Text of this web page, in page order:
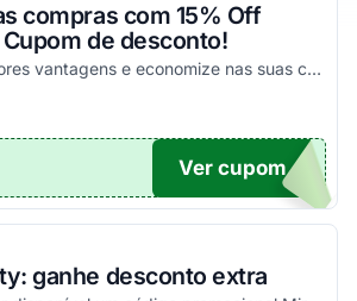
compras com 15% Off
de desconto!
Desfrute das melhores vantagens e economize nas suas compras de uma maneira incrível!
funcionou
15
Ver cupom
ganhe desconto extra